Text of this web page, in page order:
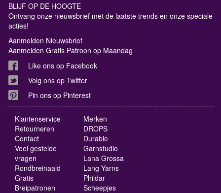
BLIJF OP DE HOOGTE
Ontvang onze nieuwsbrief met de laatste trends en onze speciale
acties!
Aanmelden Nieuwsbrief
Aanmelden Gratis Patroon op Maandag
Like ons op Facebook
Volg ons op Twitter
Pin ons op Pinterest
Klantenservice
Retourneren
Contact
Veel gestelde
vragen
Rondbreinaald
Gratis
Breipatronen
Merken
DROPS
Durable
Garnstudio
Lana Grossa
Lang Yarns
Phildar
Scheepjes